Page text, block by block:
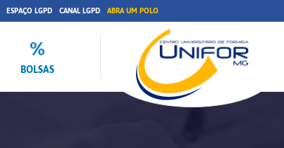
ESPAÇO LGPD CANAL LGPD ABRA UM POLO
BOLSAS